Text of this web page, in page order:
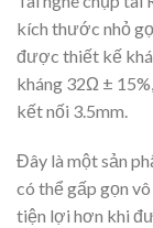
kích thước nhỏ
được thiết kế
kháng 32Ω ±
kết nối 3.5mm.
Đây là một sản
có thể gấp gọn
tiện lợi hơn khi